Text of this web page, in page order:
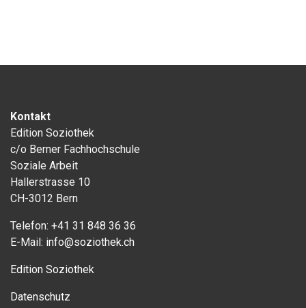
Kontakt
Edition Soziothek
c/o Berner Fachhochschule
Soziale Arbeit
Hallerstrasse 10
CH-3012 Bern
Telefon: +41 31 848 36 36
E-Mail: info@soziothek.ch
Edition Soziothek
Datenschutz